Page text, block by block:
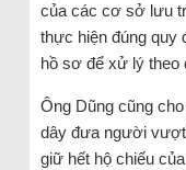
của các cơ sở lưu
thực hiện đúng quy
hồ sơ để xử lý theo
Ông Dũng cũng
dây đưa người vượt
giữ hết hộ chiếu